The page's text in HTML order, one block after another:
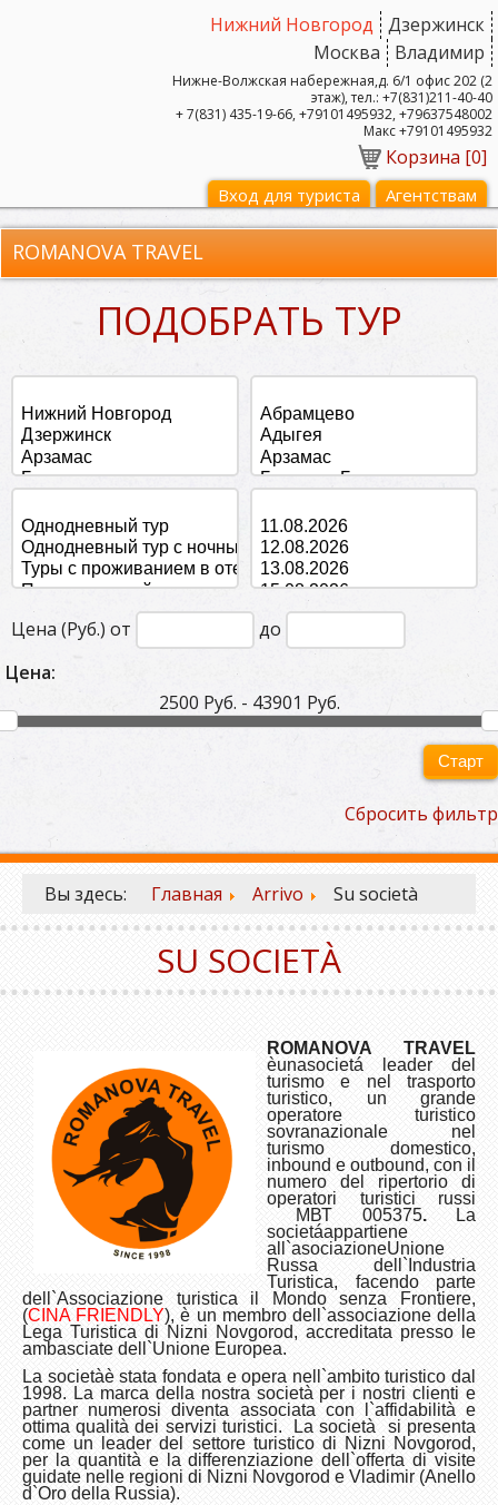
Дзержинск
Нижний Новгород
Владимир
Москва
Нижне-Волжская набережная,д. 6/1 офис 202 (2
этаж), тел.: +7(831)211-40-40
+ 7(831) 435-19-66, +79101495932, +79637548002
Макс +79101495932
Корзина [0]
Вход для туриста Агентствам
ROMANOVA TRAVEL
ПОДОБРАТЬ ТУР
Цена (Руб.) от
до
Цена:
2500 Руб. - 43901 Руб.
Старт
Сбросить фильтр
Вы здесь: Главная Arrivo Su società
SU SOCIETÀ
ROMANOVA TRAVEL
èunasocietá leader del
turismo e nel trasporto
turistico, un grande
operatore turistico
sovranazionale nel
turismo domestico,
inbound e outbound, con il
numero del ripertorio di
operatori turistici russi
МВТ 005375.
La
societáappartiene
all`asociazioneUnione
Russa dell`Industria
Turistica, facendo parte
dell`Associazione turistica il Mondo senza Frontiere,
(CINA FRIENDLY), è un membro dell`associazione della
Lega Turistica di Nizni Novgorod, accreditata presso le
ambasciate dell`Unione Europea.
La societàè stata fondata e opera nell`ambito turistico dal
1998. La marca della nostra società per i nostri clienti e
partner numerosi diventa associata con l`affidabilità e
ottima qualità dei servizi turistici. La società si presenta
come un leader del settore turistico di Nizni Novgorod,
per la quantità e la differenziazione dell`offerta di visite
guidate nelle regioni di Nizni Novgorod e Vladimir (Anello
d`Oro della Russia).